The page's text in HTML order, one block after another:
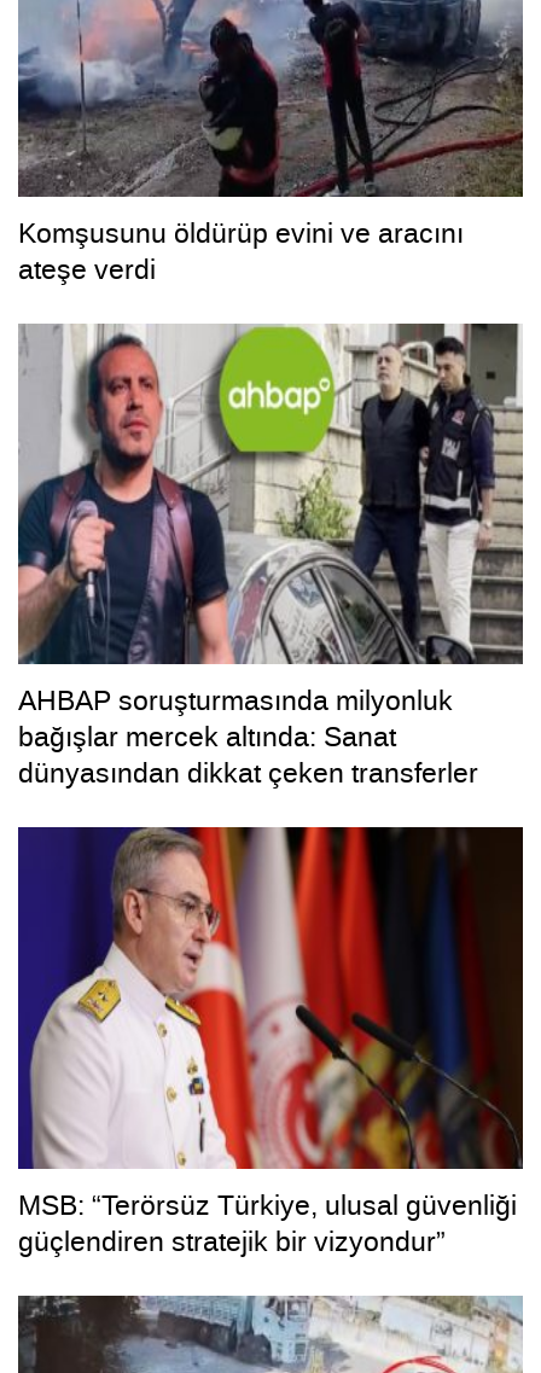
Komşusunu öldürüp evini ve aracını
ateşe verdi
AHBAP soruşturmasında milyonluk
bağışlar mercek altında: Sanat
dünyasından dikkat çeken transferler
MSB: “Terörsüz Türkiye, ulusal güvenliği
güçlendiren stratejik bir vizyondur”